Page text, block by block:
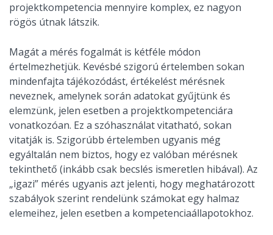
projektkompetencia mennyire komplex, ez nagyon
rögös útnak látszik.
Magát a mérés fogalmát is kétféle módon
értelmezhetjük. Kevésbé szigorú értelemben sokan
mindenfajta tájékozódást, értékelést mérésnek
neveznek, amelynek során adatokat gyűjtünk és
elemzünk, jelen esetben a projektkompetenciára
vonatkozóan. Ez a szóhasználat vitatható, sokan
vitatják is. Szigorúbb értelemben ugyanis még
egyáltalán nem biztos, hogy ez valóban mérésnek
tekinthető (inkább csak becslés ismeretlen hibával). Az
„igazi” mérés ugyanis azt jelenti, hogy meghatározott
szabályok szerint rendelünk számokat egy halmaz
elemeihez, jelen esetben a kompetenciaállapotokhoz.